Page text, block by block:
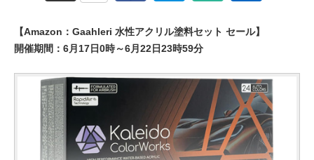
【Amazon：Gaahleri 水性アクリル塗料セット セール】
開催期間：6月17日0時～6月22日23時59分